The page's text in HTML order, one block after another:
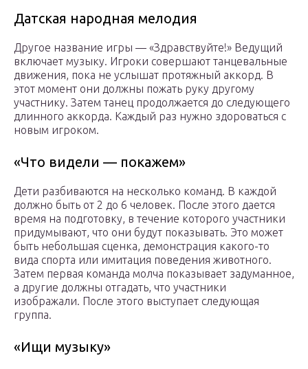
Датская народная мелодия
Другое название игры — «Здравствуйте!» Ведущий
включает музыку. Игроки совершают танцевальные
движения, пока не услышат протяжный аккорд. В
этот момент они должны пожать руку другому
участнику. Затем танец продолжается до следующего
длинного аккорда. Каждый раз нужно здороваться с
новым игроком.
«Что видели — покажем»
Дети разбиваются на несколько команд. В каждой
должно быть от 2 до 6 человек. После этого дается
время на подготовку, в течение которого участники
придумывают, что они будут показывать. Это может
быть небольшая сценка, демонстрация какого-то
вида спорта или имитация поведения животного.
Затем первая команда молча показывает задуманное,
а другие должны отгадать, что участники
изображали. После этого выступает следующая
группа.
«Ищи музыку»